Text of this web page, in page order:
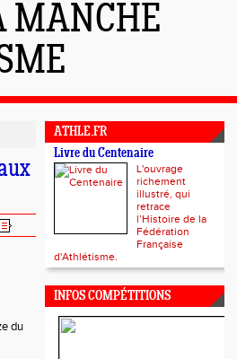
MANCHE
du
ATHLE.FR
Livre du Centenaire
L'ouvrage
richement
illustré, qui
retrace
l’Histoire de la
Fédération
Française
d'Athlétisme.
INFOS COMPÉTITIONS